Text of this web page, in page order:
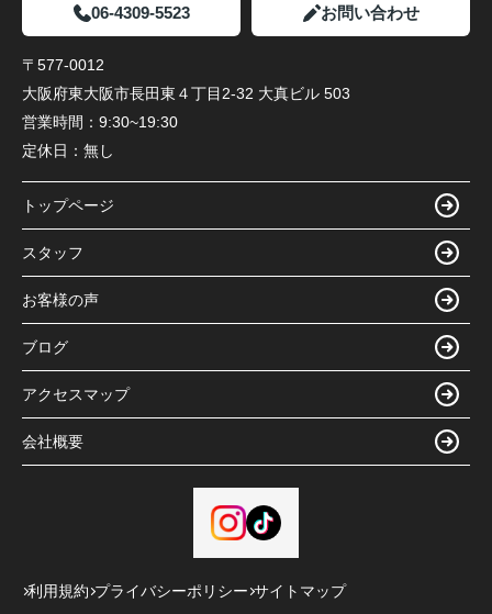
06-4309-5523 お問い合わせ
〒577-0012
大阪府東大阪市長田東４丁目2-32 大真ビル 503
営業時間： 9:30~19:30
定休日： 無し
トップページ
スタッフ
お客様の声
ブログ
アクセスマップ
会社概要
利用規約 プライバシーポリシー サイトマップ